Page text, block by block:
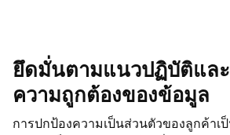
ยึดมั่นตามแนวปฏิบัติแล
ความถูกต้องของข้อมูล
การปกป้องความเป็นส่วนตัวของลูกค้าเ